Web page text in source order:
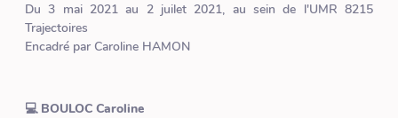
Du 3 mai 2021 au 2 juilet 2021, au sein de l'UMR 8215
Trajectoires
Encadré par Caroline HAMON
💻 BOULOC Caroline